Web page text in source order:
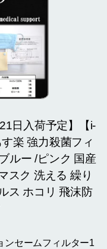
日入荷予定】【i-
楽 強力殺菌フィ
ルー /ピンク 国産
スク 洗える 繰り
ス ホコリ 飛沫防
ンセームフィルター1